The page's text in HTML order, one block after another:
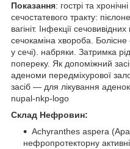
Показання: гострі та
сечостатевого тракту:
вагініт. Інфекції
сечокаміна хвороба.
у сечі). набряки. Затримка
попереку. Як допоміжний
аденоми передміхурової
засіб — для лікування
nupal-nkp-logo
Склад Нефровин:
Achyranthes aspera
нефропротекторну